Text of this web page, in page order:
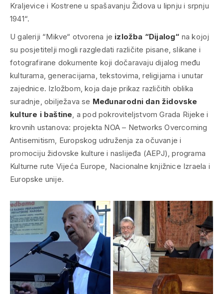
Kraljevice i Kostrene u spašavanju Židova u lipnju i srpnju
1941“.
U galeriji “Mikve“ otvorena je izložba “Dijalog“ na kojoj
su posjetitelji mogli razgledati različite pisane, slikane i
fotografirane dokumente koji dočaravaju dijalog među
kulturama, generacijama, tekstovima, religijama i unutar
zajednice. Izložbom, koja daje prikaz različitih oblika
suradnje, obilježava se Međunarodni dan židovske
kulture i baštine, a pod pokroviteljstvom Grada Rijeke i
krovnih ustanova: projekta NOA – Networks Overcoming
Antisemitism, Europskog udruženja za očuvanje i
promociju židovske kulture i naslijeđa (AEPJ), programa
Kulturne rute Vijeća Europe, Nacionalne knjižnice Izraela i
Europske unije.